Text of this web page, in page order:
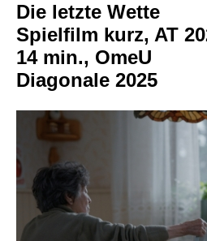
Die letzte Wette
Spielfilm kurz, AT
14 min., OmeU
Diagonale 2025